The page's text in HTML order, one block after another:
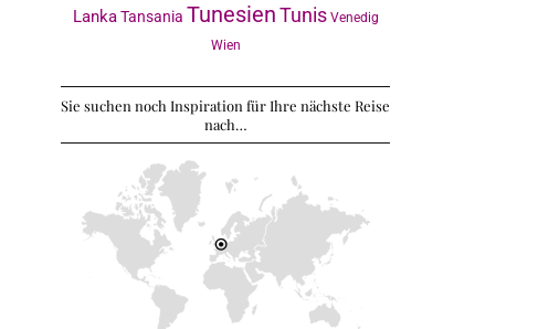
Lanka Tansania TunesienTunis Venedig
Wien
Sie suchen noch Inspiration für Ihre nächste Reise
nach…